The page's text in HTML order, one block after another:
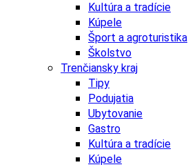
Kultúra a tradície
Kúpele
Šport a agroturistika
Školstvo
Trenčiansky kraj
Tipy
Podujatia
Ubytovanie
Gastro
Kultúra a tradície
Kúpele